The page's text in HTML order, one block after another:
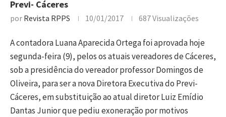
Previ- Cáceres
por Revista RPPS 10/01/2017 687Visualizações
A contadora Luana Aparecida Ortega foi aprovada hoje
segunda-feira (9), pelos os atuais vereadores de Cáceres,
sob a presidência do vereador professor Domingos de
Oliveira, para ser a nova Diretora Executiva do Previ-
Cáceres, em substituição ao atual diretor Luiz Emídio
Dantas Junior que pediu exoneração por motivos